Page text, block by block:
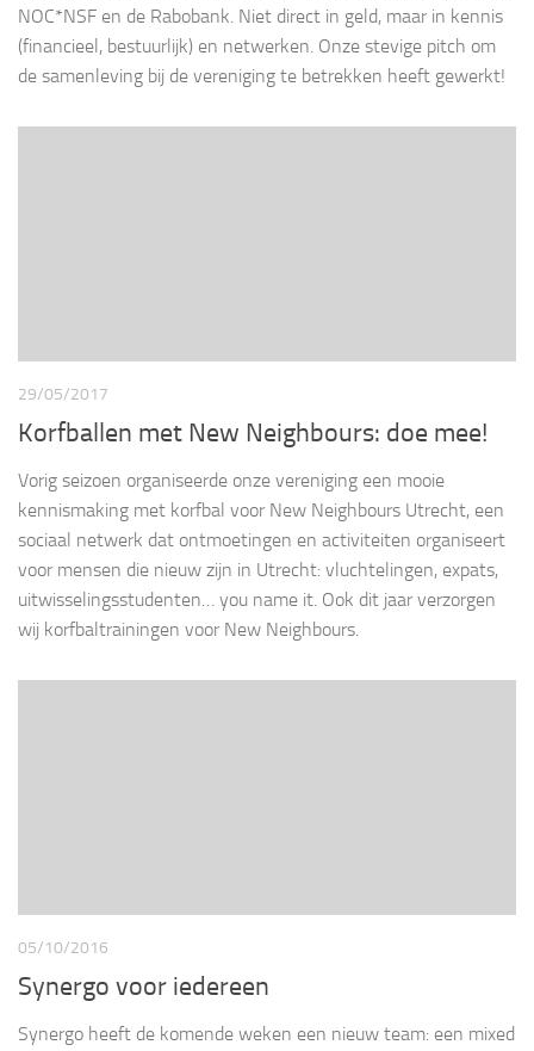
NOC*NSF en de Rabobank. Niet direct in geld, maar in kennis
(financieel, bestuurlijk) en netwerken. Onze stevige pitch om
de samenleving bij de vereniging te betrekken heeft gewerkt!
29/05/2017
Korfballen met New Neighbours: doe mee!
Vorig seizoen organiseerde onze vereniging een mooie
kennismaking met korfbal voor New Neighbours Utrecht, een
sociaal netwerk dat ontmoetingen en activiteiten organiseert
voor mensen die nieuw zijn in Utrecht: vluchtelingen, expats,
uitwisselingsstudenten… you name it. Ook dit jaar verzorgen
wij korfbaltrainingen voor New Neighbours.
05/10/2016
Synergo voor iedereen
Synergo heeft de komende weken een nieuw team: een mixed